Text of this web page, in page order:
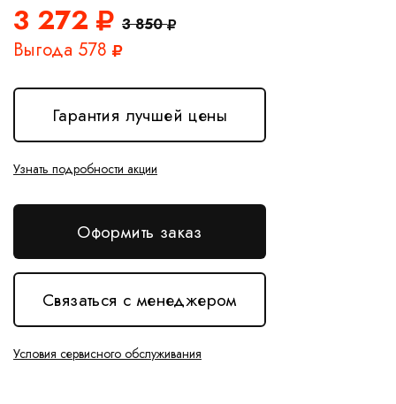
3 272 3 850
Выгода 578
Гарантия лучшей цены
Узнать подробности акции
Оформить заказ
Связаться с менеджером
Условия сервисного обслуживания